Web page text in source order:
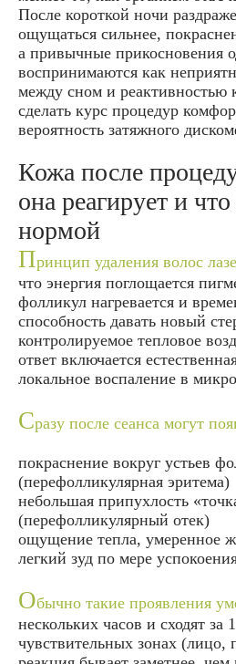
После короткой ночи
ощущаться сильнее,
а привычные прикосновения
воспринимаются как
между сном и реактивностью
сделать курс процедур
вероятность затяжного
Кожа после
она реагирует и что
нормой
Принцип удаления волос
что энергия поглощается
фолликул нагревается и
способность давать новый
контролируемое тепловое
ответ включается
локальное воспаление в
Сразу после сеанса могут
покраснение вокруг устьев
(перефолликулярная эритема)
небольшая припухлость
(перефолликулярный отек)
ощущение тепла, умеренное
легкий зуд по мере
Обычно такие проявления
нескольких часов и сходят за
чувствительных зонах